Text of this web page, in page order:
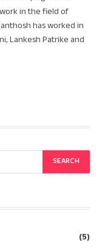
in the field of
has worked in
Lankesh Patrike and
(5)